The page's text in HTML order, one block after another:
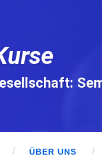
ÜBER UNS